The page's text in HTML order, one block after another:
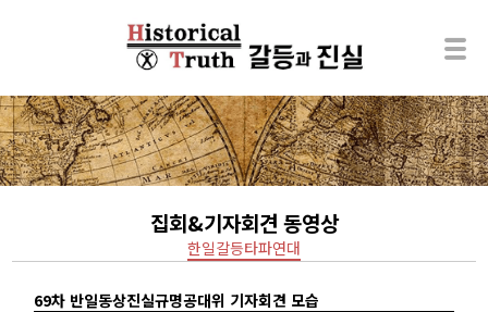
집회&기자회견 동영상
한일갈등타파연대
69차 반일동상진실규명공대위 기자회견 모습